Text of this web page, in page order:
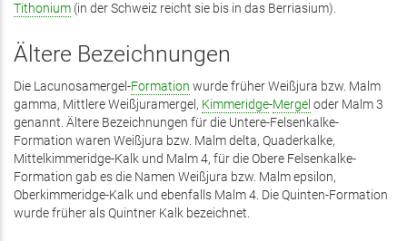
Tithonium (in der Schweiz reicht sie bis in das Berriasium).
Ältere Bezeichnungen
Die Lacunosamergel-Formation wurde früher Weißjura bzw. Malm
gamma, Mittlere Weißjuramergel, Kimmeridge-Mergel oder Malm 3
genannt. Ältere Bezeichnungen für die Untere-Felsenkalke-
Formation waren Weißjura bzw. Malm delta, Quaderkalke,
Mittelkimmeridge-Kalk und Malm 4, für die Obere Felsenkalke-
Formation gab es die Namen Weißjura bzw. Malm epsilon,
Oberkimmeridge-Kalk und ebenfalls Malm 4. Die Quinten-Formation
wurde früher als Quintner Kalk bezeichnet.